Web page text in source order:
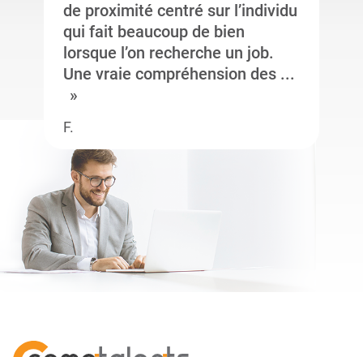
de proximité centré sur l’individu
qui fait beaucoup de bien
lorsque l’on recherche un job.
Une vraie compréhension des ...
F.